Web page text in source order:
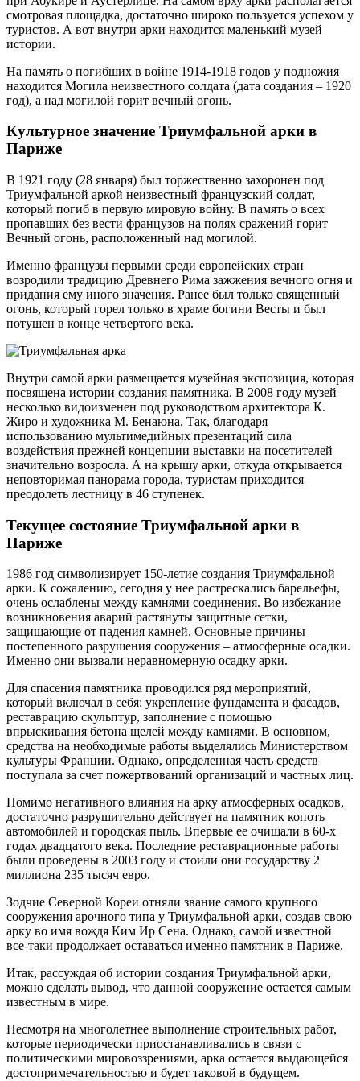
смотровая площадка, достаточно широко пользуется успехом у
туристов. А вот внутри арки находится маленький музей
истории.
На память о погибших в войне 1914-1918 годов у подножия
находится Могила неизвестного солдата (дата создания – 1920
год), а над могилой горит вечный огонь.
Культурное значение Триумфальной арки в
Париже
В 1921 году (28 января) был торжественно захоронен под
Триумфальной аркой неизвестный французский солдат,
который погиб в первую мировую войну. В память о всех
пропавших без вести французов на полях сражений горит
Вечный огонь, расположенный над могилой.
Именно французы первыми среди европейских стран
возродили традицию Древнего Рима зажжения вечного огня и
придания ему иного значения. Ранее был только священный
огонь, который горел только в храме богини Весты и был
потушен в конце четвертого века.
Внутри самой арки размещается музейная экспозиция, которая
посвящена истории создания памятника. В 2008 году музей
несколько видоизменен под руководством архитектора К.
Жиро и художника М. Бенаюна. Так, благодаря
использованию мультимедийных презентаций сила
воздействия прежней концепции выставки на посетителей
значительно возросла. А на крышу арки, откуда открывается
неповторимая панорама города, туристам приходится
преодолеть лестницу в 46 ступенек.
Текущее состояние Триумфальной арки в
Париже
1986 год символизирует 150-летие создания Триумфальной
арки. К сожалению, сегодня у нее растрескались барельефы,
очень ослаблены между камнями соединения. Во избежание
возникновения аварий растянуты защитные сетки,
защищающие от падения камней. Основные причины
постепенного разрушения сооружения – атмосферные осадки.
Именно они вызвали неравномерную осадку арки.
Для спасения памятника проводился ряд мероприятий,
который включал в себя: укрепление фундамента и фасадов,
реставрацию скульптур, заполнение с помощью
впрыскивания бетона щелей между камнями. В основном,
средства на необходимые работы выделялись Министерством
культуры Франции. Однако, определенная часть средств
поступала за счет пожертвований организаций и частных лиц.
Помимо негативного влияния на арку атмосферных осадков,
достаточно разрушительно действует на памятник копоть
автомобилей и городская пыль. Впервые ее очищали в 60-х
годах двадцатого века. Последние реставрационные работы
были проведены в 2003 году и стоили они государству 2
миллиона 235 тысяч евро.
Зодчие Северной Кореи отняли звание самого крупного
сооружения арочного типа у Триумфальной арки, создав свою
арку во имя вождя Ким Ир Сена. Однако, самой известной
все-таки продолжает оставаться именно памятник в Париже.
Итак, рассуждая об истории создания Триумфальной арки,
можно сделать вывод, что данной сооружение остается самым
известным в мире.
Несмотря на многолетнее выполнение строительных работ,
которые периодически приостанавливались в связи с
политическими мировоззрениями, арка остается выдающейся
достопримечательностью и будет таковой в будущем.